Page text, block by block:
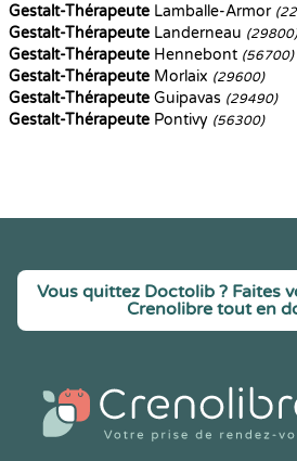
Gestalt-Thérapeute Lamballe-Armor
Gestalt-Thérapeute Landerneau (29800)
Gestalt-Thérapeute Hennebont (56700)
Gestalt-Thérapeute Morlaix (29600)
Gestalt-Thérapeute Guipavas (29490)
Gestalt-Thérapeute Pontivy (56300)
Vous quittez Doctolib ? Faites
Crenolibre tout en